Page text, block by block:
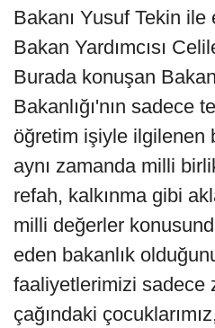
Bakanı Yusuf Tekin
Bakan Yardımcısı
Burada konuşan
Bakanlığı'nın sadece
öğretim işiyle ilgilenen
aynı zamanda milli
refah, kalkınma gibi
milli değerler
eden bakanlık
faaliyetlerimizi sadece
çağındaki